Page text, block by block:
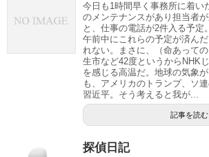
今日も1時間早く事務所に着い
のメンテナンスがあり担当者
と、仕事の電話が2件入る予定
午前中にこれらの予定が済ん
れない。まさに、（命あって
生市など42度というからNHK
を感じる高温だ。地球の気象
も、アメリカのトランプ、ソ
習近平。そう考えると我が...
記事を読む
探偵日記